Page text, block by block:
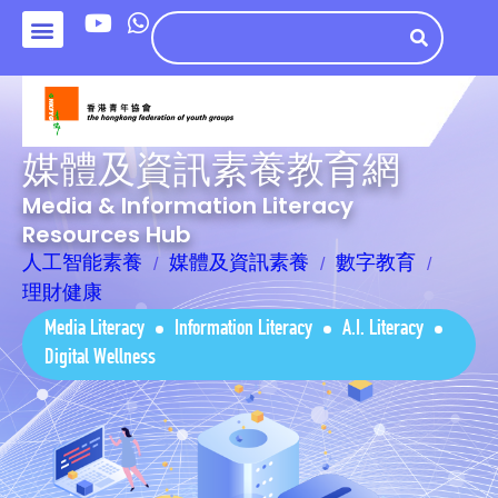
媒體及資訊素養教育網
Media & Information Literacy
Resources Hub
人工智能素養 媒體及資訊素養
數字教育
理財健康
Media Literacy Information Literacy
A.I. Literacy
Digital Wellness